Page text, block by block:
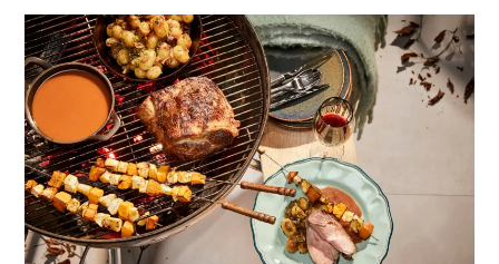
BBQ
Locatie
voor
Een
Sfeervol
Samenzijn